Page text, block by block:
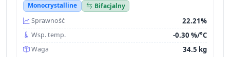
Monocrystalline
Bifacjalny
Sprawność
22.21%
Wsp. temp. -0.30 %/°C
Waga 34.5 kg